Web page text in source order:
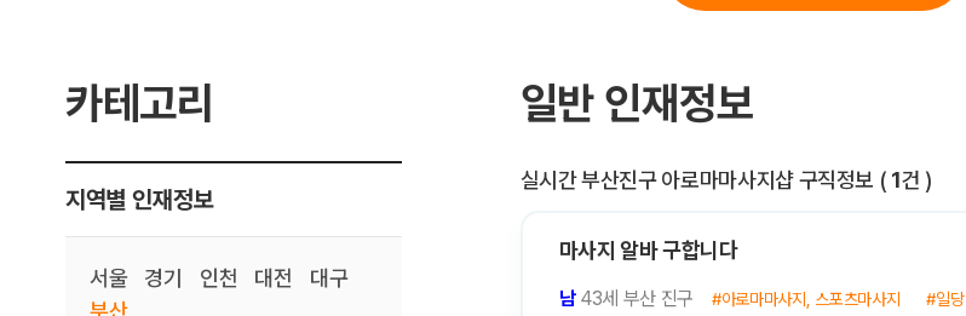
카테고리
지역별 인재정보
서울 경기 인천 대전
대구
부산
일반 인재정보
실시간 부산진구 아로마마사지샵 구직정보 전체 목록
( 1건 )
마사지 알바 구합니다
남43세 부산 진구 #아로마마사지, 스포츠마사지 #일당